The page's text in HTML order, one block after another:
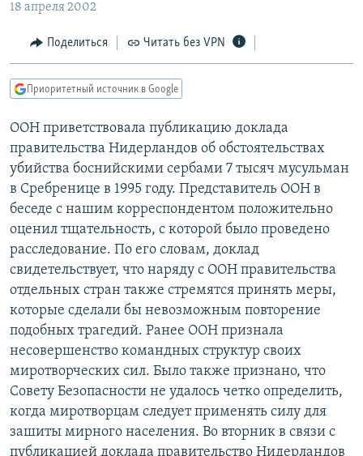
Вернутся
поискуСЕВЕР.РЕАЛИИ
СИБИРЬ.РЕАЛИИ
ПОДПИШИТЕСЬ НА РАССЫЛКУ
СОЦИАЛЬНЫЕ СЕТИ
Все сайты РСЕ/РС
18 апреля 2002
Поделиться Читать без VPN
Приоритетный источник в Google
ООН приветствовала публикацию доклада
правительства Нидерландов об обстоятельствах
убийства боснийскими сербами 7 тысяч мусульман
в Сребренице в 1995 году. Представитель ООН в
беседе с нашим корреспондентом положительно
оценил тщательность, с которой было проведено
расследование. По его словам, доклад
свидетельствует, что наряду с ООН правительства
отдельных стран также стремятся принять меры,
которые сделали бы невозможным повторение
подобных трагедий. Ранее ООН признала
несовершенство командных структур своих
миротворческих сил. Было также признано, что
Совету Безопасности не удалось четко определить,
когда миротворцам следует применять силу для
зашиты мирного населения. Во вторник в связи с
публикацией доклада правительство Нидерландов